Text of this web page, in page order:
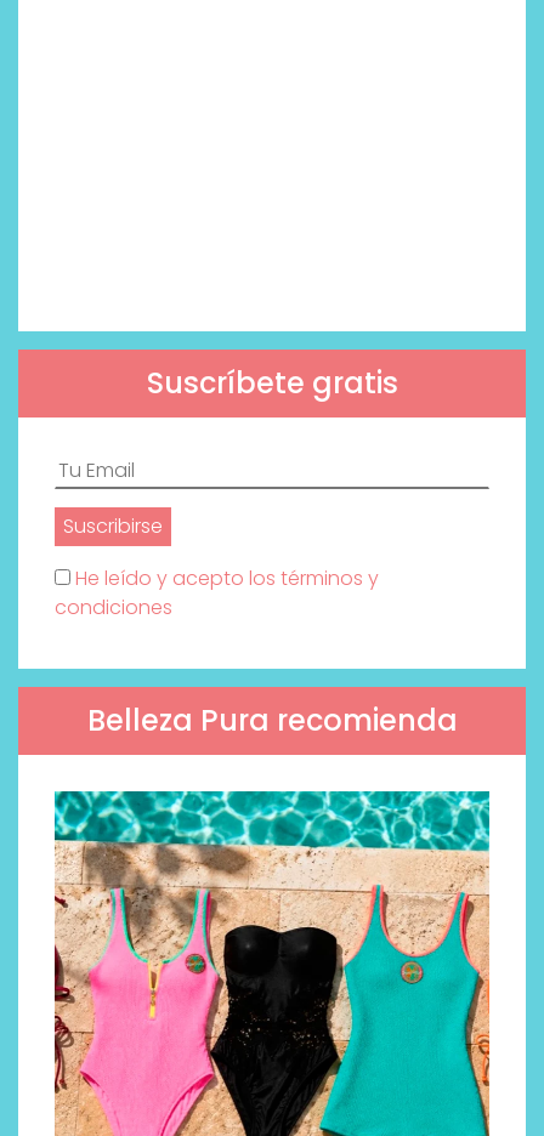
Suscríbete gratis
He leído y acepto los términos y
condiciones
Belleza Pura recomienda